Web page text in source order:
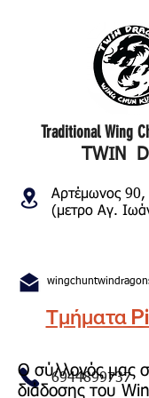
Traditional Wing
TWIN
Αρτέμωνος
(μετρο Αγ.
Τμήματα
6944899737
Ο σύλλογός μας
διάδοσης του